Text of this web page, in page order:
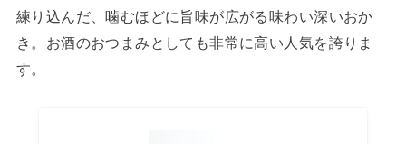
練り込んだ、噛むほどに旨味が広がる味わい深いおか
き。お酒のおつまみとしても非常に高い人気を誇りま
す。